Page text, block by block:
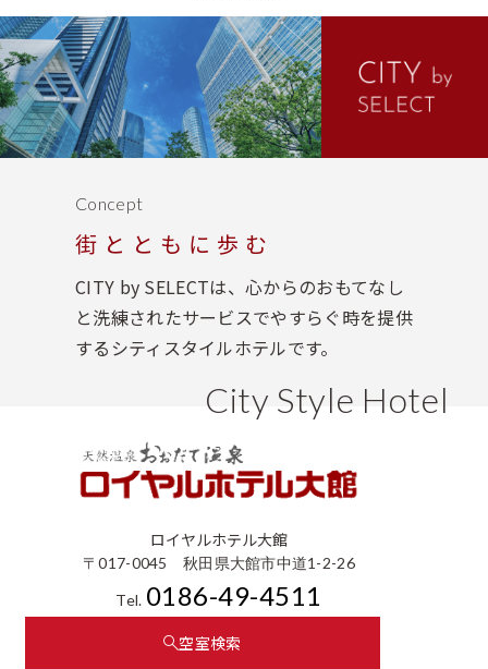
Concept
街とともに歩む
CITY by SELECTは、心からのおもてなし
と洗練されたサービスでやすらぐ時を提供
するシティスタイルホテルです。
City Style Hotel
ロイヤルホテル大館
〒017-0045 秋田県大館市中道1-2-26
Tel. 0186-49-4511
空室検索